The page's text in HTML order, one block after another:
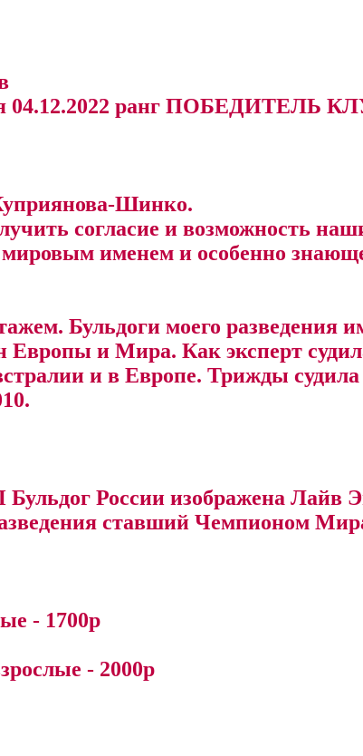
04.12.2022 ранг ПОБЕДИТЕЛЬ
Шинко.
согласие и возможность
мировым именем и особенно
Бульдоги моего разведения
и Мира. Как эксперт
и в Европе. Трижды
России изображена Лайв
ставший Чемпионом
- 1700р
- 2000р